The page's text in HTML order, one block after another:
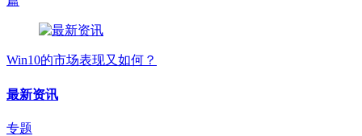
Win10的市场表现又如何？
最新资讯
专题